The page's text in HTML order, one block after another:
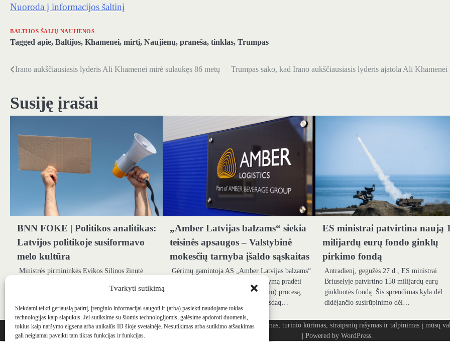
Tvarkyti sutikimą
Siekdami teikti geriausią patirtį, įrenginio informacijai saugoti ir (arba) pasiekti naudojame tokias
technologijas kaip slapukus. Jei sutiksime su šiomis technologijomis, galėsime apdoroti duomenis,
tokius kaip naršymo elgsena arba unikalūs ID šioje svetainėje. Nesutikimas arba sutikimo atšaukimas
gali neigiamai paveikti tam tikras funkcijas ir funkcijas.
Nuoroda į informacijos šaltinį
BALTIJOS ŠALIŲ NAUJIENOS
Tagged apie, Baltijos, Khamenei, mirtį, Naujienų, praneša, tinklas, Trumpas
Navigacija
įrašų
Irano aukščiausiasis lyderis Ali Khamenei mirė sulaukęs 86 metų Trumpas sako, kad Irano aukščiausiasis lyderis ajatola Ali Khamenei
Susiję įrašai
BNN FOKE | Politikos analitikas:
Latvijos politikoje susiformavo
melo kultūra
Ministrės pirmininkės Evikos Silinos žinutė
pasiekė, trumpai galima būtų apibendrinti taip:
„Amber Latvijas balzams“ siekia
teisinės apsaugos – Valstybinė
mokesčių tarnyba įšaldo sąskaitas
Gėrimų gamintoja AS „Amber Latvijas balzams“
Rygos miesto teismui pateikė prašymą pradėti
teisinės apsaugos (restruktūrizavimo) procesą,
penktadienį pranešė bendrovė „Nasdaq…
ES ministrai patvirtina naują
milijardų eurų fondo ginklų
pirkimo fondą
Antradienį, gegužės 27 d., ES ministrai
Briuselyje patvirtino 150 milijardų eurų
ginkluotės fondą. Šis sprendimas kyla dėl
didėjančio susirūpinimo dėl…
WEBSTUDIO.LT© SKAITMENINIO MARKETINGO PASLAUGOS. SEO tekstų rašymas, turinio kūrimas, straipsnių rašymas ir talpinimas į mūsų
| Powered by WordPress